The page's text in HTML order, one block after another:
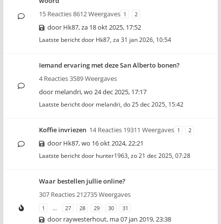
15 Reacties 8612 Weergaves 1 2
door Hk87,za 18 okt 2025, 17:52
Laatste bericht door Hk87, za 31 jan 2026, 10:54
Iemand ervaring met deze San Alberto bonen?
4 Reacties 3589 Weergaves
door melandri,wo 24 dec 2025, 17:17
Laatste bericht door melandri, do 25 dec 2025, 15:42
Koffie invriezen 14 Reacties 19311 Weergaves 1 2
door Hk87,wo 16 okt 2024, 22:21
Laatste bericht door hunter1963, zo 21 dec 2025, 07:28
Waar bestellen jullie online?
307 Reacties 212735 Weergaves
1 … 27 28 29 30 31
door raywesterhout, ma 07 jan 2019, 23:38